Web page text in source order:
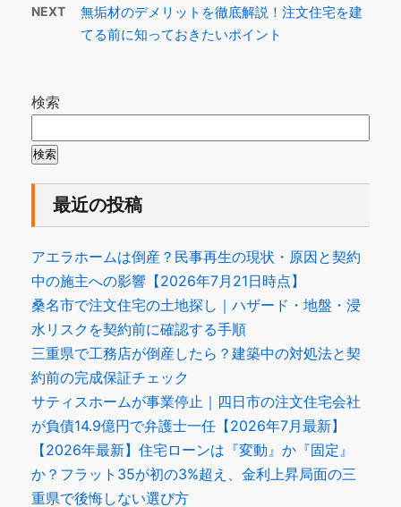
NEXT
無垢材のデメリットを徹底解説！注文住宅を建
てる前に知っておきたいポイント
検索
検索
最近の投稿
アエラホームは倒産？民事再生の現状・原因と契約
中の施主への影響【2026年7月21日時点】
桑名市で注文住宅の土地探し｜ハザード・地盤・浸
水リスクを契約前に確認する手順
三重県で工務店が倒産したら？建築中の対処法と契
約前の完成保証チェック
サティスホームが事業停止｜四日市の注文住宅会社
が負債14.9億円で弁護士一任【2026年7月最新】
【2026年最新】住宅ローンは『変動』か『固定』
か？フラット35が初の3%超え、金利上昇局面の三
重県で後悔しない選び方